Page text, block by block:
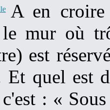
A en
mur où
est
quel est
: «